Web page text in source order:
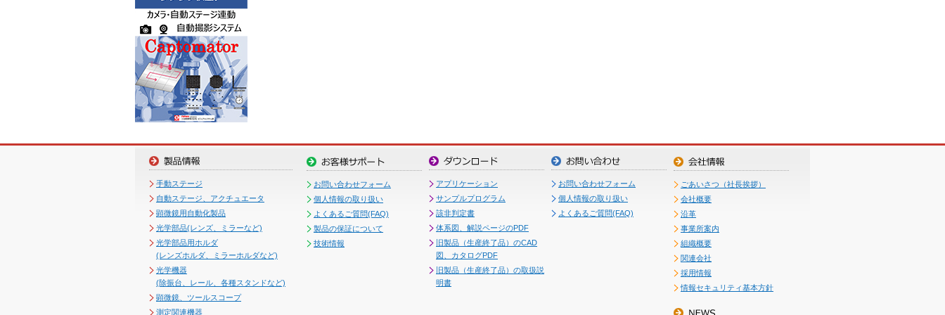
手動ステージ
自動ステージ、アクチュエータ
顕微鏡用自動化製品
光学部品(レンズ、ミラーなど)
光学部品用ホルダ
(レンズホルダ、ミラーホルダなど)
光学機器
(除振台、レール、各種スタンドなど)
顕微鏡、ツールスコープ
測定関連機器
お問い合わせフォーム
個人情報の取り扱い
よくあるご質問(FAQ)
製品の保証について
技術情報
アプリケーション
サンプルプログラム
該非判定書
体系図、解説ページのPDF
旧製品（生産終了品）のCAD
図、カタログPDF
旧製品（生産終了品）の取扱説
明書
お問い合わせフォーム
個人情報の取り扱い
よくあるご質問(FAQ)
ごあいさつ（社長挨拶）
会社概要
沿革
事業所案内
組織概要
関連会社
採用情報
情報セキュリティ基本方針